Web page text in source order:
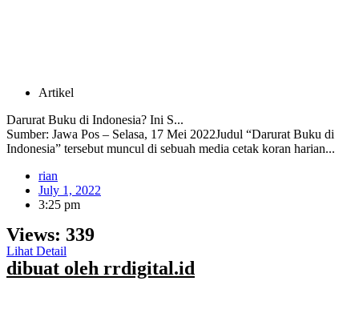
Artikel
Darurat Buku di Indonesia? Ini S...
Sumber: Jawa Pos – Selasa, 17 Mei 2022Judul “Darurat Buku di
Indonesia” tersebut muncul di sebuah media cetak koran harian...
rian
July 1, 2022
3:25 pm
Views: 339
Lihat Detail
dibuat oleh rrdigital.id